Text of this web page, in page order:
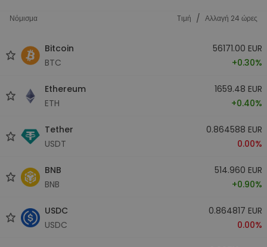
Νόμισμα Tιμή / Αλλαγή 24 ώρες
Bitcoin
BTC
56171.00 EUR
+0.30%
Ethereum
ETH
1659.48 EUR
+0.40%
Tether
USDT
0.864588 EUR
0.00%
BNB
BNB
514.960 EUR
+0.90%
USDC
USDC
0.864817 EUR
0.00%